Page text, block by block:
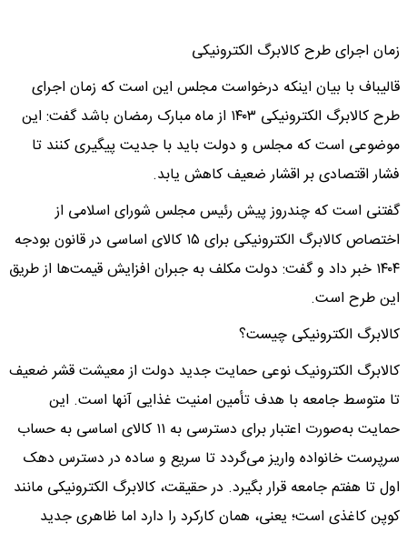
زمان‌ اجرای طرح کالابرگ الکترونیکی
قالیباف با بیان اینکه درخواست مجلس این است که زمان اجرای
طرح کالابرگ الکترونیکی ۱۴۰۳ از ماه مبارک رمضان باشد گفت: این
موضوعی است که مجلس و دولت باید با جدیت پیگیری کنند تا
فشار اقتصادی بر اقشار ضعیف کاهش یابد.
گفتنی است که چندروز پیش رئیس مجلس شورای اسلامی از
اختصاص کالابرگ الکترونیکی برای ۱۵ کالای اساسی در قانون بودجه
۱۴۰۴ خبر داد و گفت: دولت مکلف به جبران افزایش قیمت‌ها از طریق
این طرح است.
کالابرگ الکترونیکی چیست؟
کالابرگ الکترونیک نوعی حمایت جدید دولت از معیشت قشر ضعیف
تا متوسط جامعه با هدف تأمین امنیت غذایی آنها است. این
حمایت به‌صورت اعتبار برای دسترسی به ۱۱ کالای اساسی به حساب
سرپرست خانواده واریز می‌گردد تا سریع و ساده در دسترس دهک
اول تا هفتم جامعه قرار بگیرد. در حقیقت، کالابرگ الکترونیکی مانند
کوپن کاغذی است؛ یعنی، همان کارکرد را دارد اما ظاهری جدید